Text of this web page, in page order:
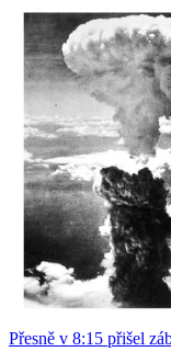
Přesně v 8:15 přišel